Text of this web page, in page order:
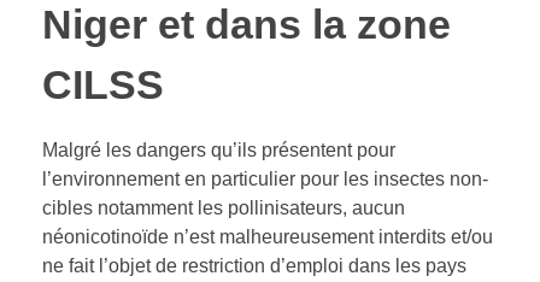
Niger et dans la zone
CILSS
Malgré les dangers qu’ils présentent pour
l’environnement en particulier pour les insectes non-
cibles notamment les pollinisateurs, aucun
néonicotinoïde n’est malheureusement interdits et/ou
ne fait l’objet de restriction d’emploi dans les pays